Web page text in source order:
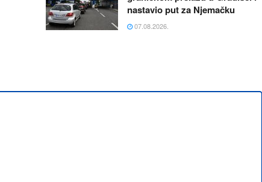
nastavio put za Njemačku
07.08.2026.